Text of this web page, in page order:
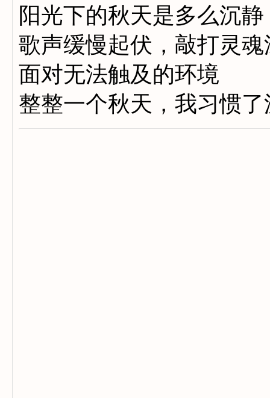
阳光下的秋天是多么沉静
歌声缓慢起伏，敲打灵魂
面对无法触及的环境
整整一个秋天，我习惯